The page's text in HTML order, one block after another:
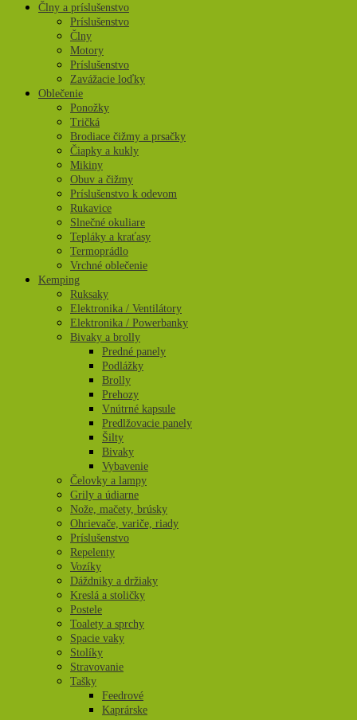
Člny a príslušenstvo
Príslušenstvo
Člny
Motory
Príslušenstvo
Zavážacie loďky
Oblečenie
Ponožky
Tričká
Brodiace čižmy a prsačky
Čiapky a kukly
Mikiny
Obuv a čižmy
Príslušenstvo k odevom
Rukavice
Slnečné okuliare
Tepláky a kraťasy
Termoprádlo
Vrchné oblečenie
Kemping
Ruksaky
Elektronika / Ventilátory
Elektronika / Powerbanky
Bivaky a brolly
Predné panely
Podlážky
Brolly
Prehozy
Vnútrné kapsule
Predlžovacie panely
Šilty
Bivaky
Vybavenie
Čelovky a lampy
Grily a údiarne
Nože, mačety, brúsky
Ohrievače, variče, riady
Príslušenstvo
Repelenty
Vozíky
Dáždniky a držiaky
Kreslá a stoličky
Postele
Toalety a sprchy
Spacie vaky
Stolíky
Stravovanie
Tašky
Feedrové
Kaprárske